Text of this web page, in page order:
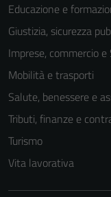
Educazione e
Giustizia, sicurezza
Imprese, commercio e
Mobilità e trasporti
Salute, benessere e
Tributi, finanze e
Turismo
Vita lavorativa